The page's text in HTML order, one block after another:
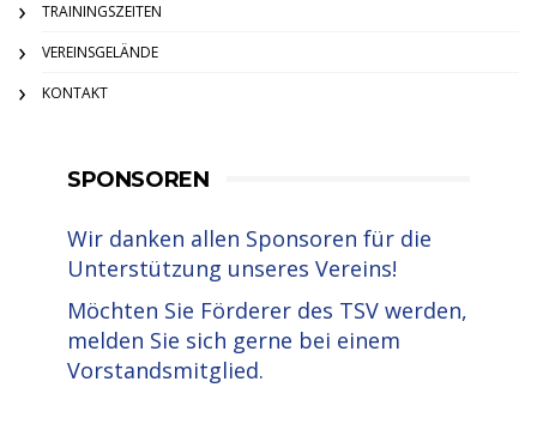
TRAININGSZEITEN
VEREINSGELÄNDE
KONTAKT
SPONSOREN
Wir danken allen Sponsoren für die
Unterstützung unseres Vereins!
Möchten Sie Förderer des TSV werden,
melden Sie sich gerne bei einem
Vorstandsmitglied.